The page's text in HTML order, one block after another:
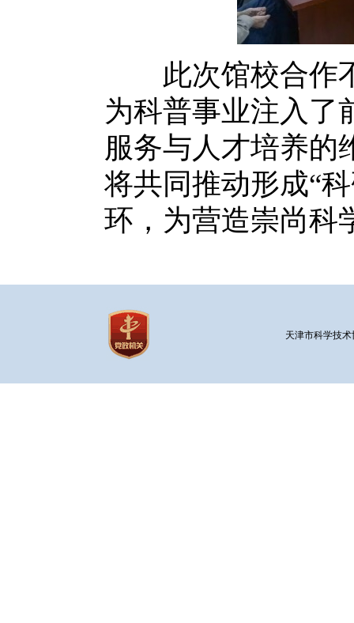
此次馆校合作不
为科普事业注入了
服务与人才培养的
将共同推动形成“
环，为营造崇尚科
天津市科学技